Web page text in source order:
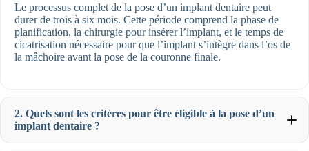
Le processus complet de la pose d’un implant dentaire peut
durer de trois à six mois. Cette période comprend la phase de
planification, la chirurgie pour insérer l’implant, et le temps de
cicatrisation nécessaire pour que l’implant s’intègre dans l’os de
la mâchoire avant la pose de la couronne finale.
2. Quels sont les critères pour être éligible à la pose d’un
implant dentaire ?